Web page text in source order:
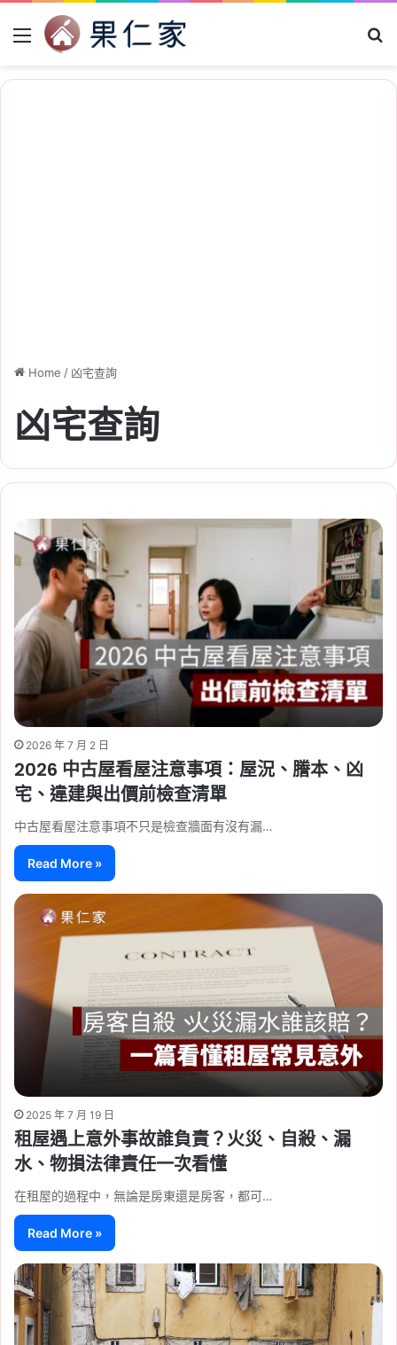
Menu
Home / 凶宅查詢
凶宅查詢
2026 年 7 月 2 日
2026 中古屋看屋注意事項：屋況、謄本、凶
宅、違建與出價前檢查清單
中古屋看屋注意事項不只是檢查牆面有沒有漏…
Read More »
2025 年 7 月 19 日
租屋遇上意外事故誰負責？火災、自殺、漏
水、物損法律責任一次看懂
在租屋的過程中，無論是房東還是房客，都可…
Read More »